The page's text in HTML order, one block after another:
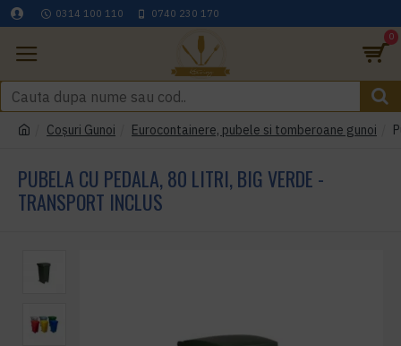
0314 100 110 0740 230 170
0
Coşuri Gunoi Eurocontainere, pubele si tomberoane gunoi
PUBELA CU PEDALA, 80 LITRI, BIG VERDE -
TRANSPORT INCLUS